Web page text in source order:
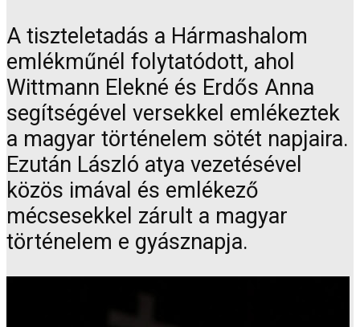
A tiszteletadás a Hármashalom
emlékműnél folytatódott, ahol
Wittmann Elekné és Erdős Anna
segítségével versekkel emlékeztek
a magyar történelem sötét napjaira.
Ezután László atya vezetésével
közös imával és emlékező
mécsesekkel zárult a magyar
történelem e gyásznapja.